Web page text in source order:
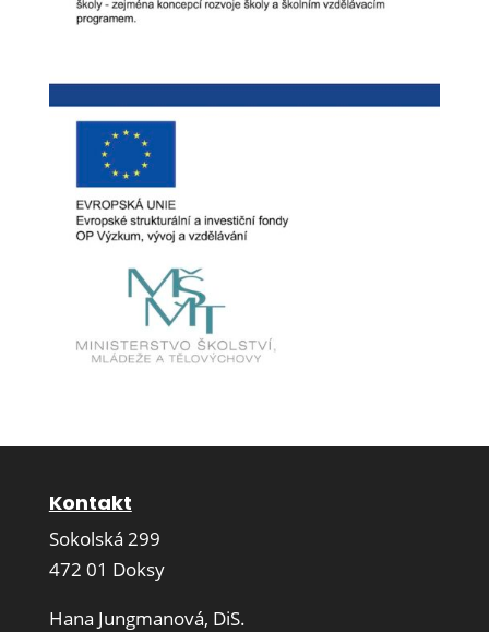
Kontakt
Sokolská 299
472 01 Doksy
Hana Jungmanová, DiS.